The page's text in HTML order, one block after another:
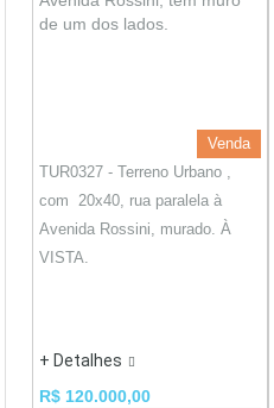
Venda
TUR0327 - Terreno Urbano ,
com 20x40, rua paralela à
Avenida Rossini, murado. À
VISTA.
+ Detalhes
R$ 120.000,00